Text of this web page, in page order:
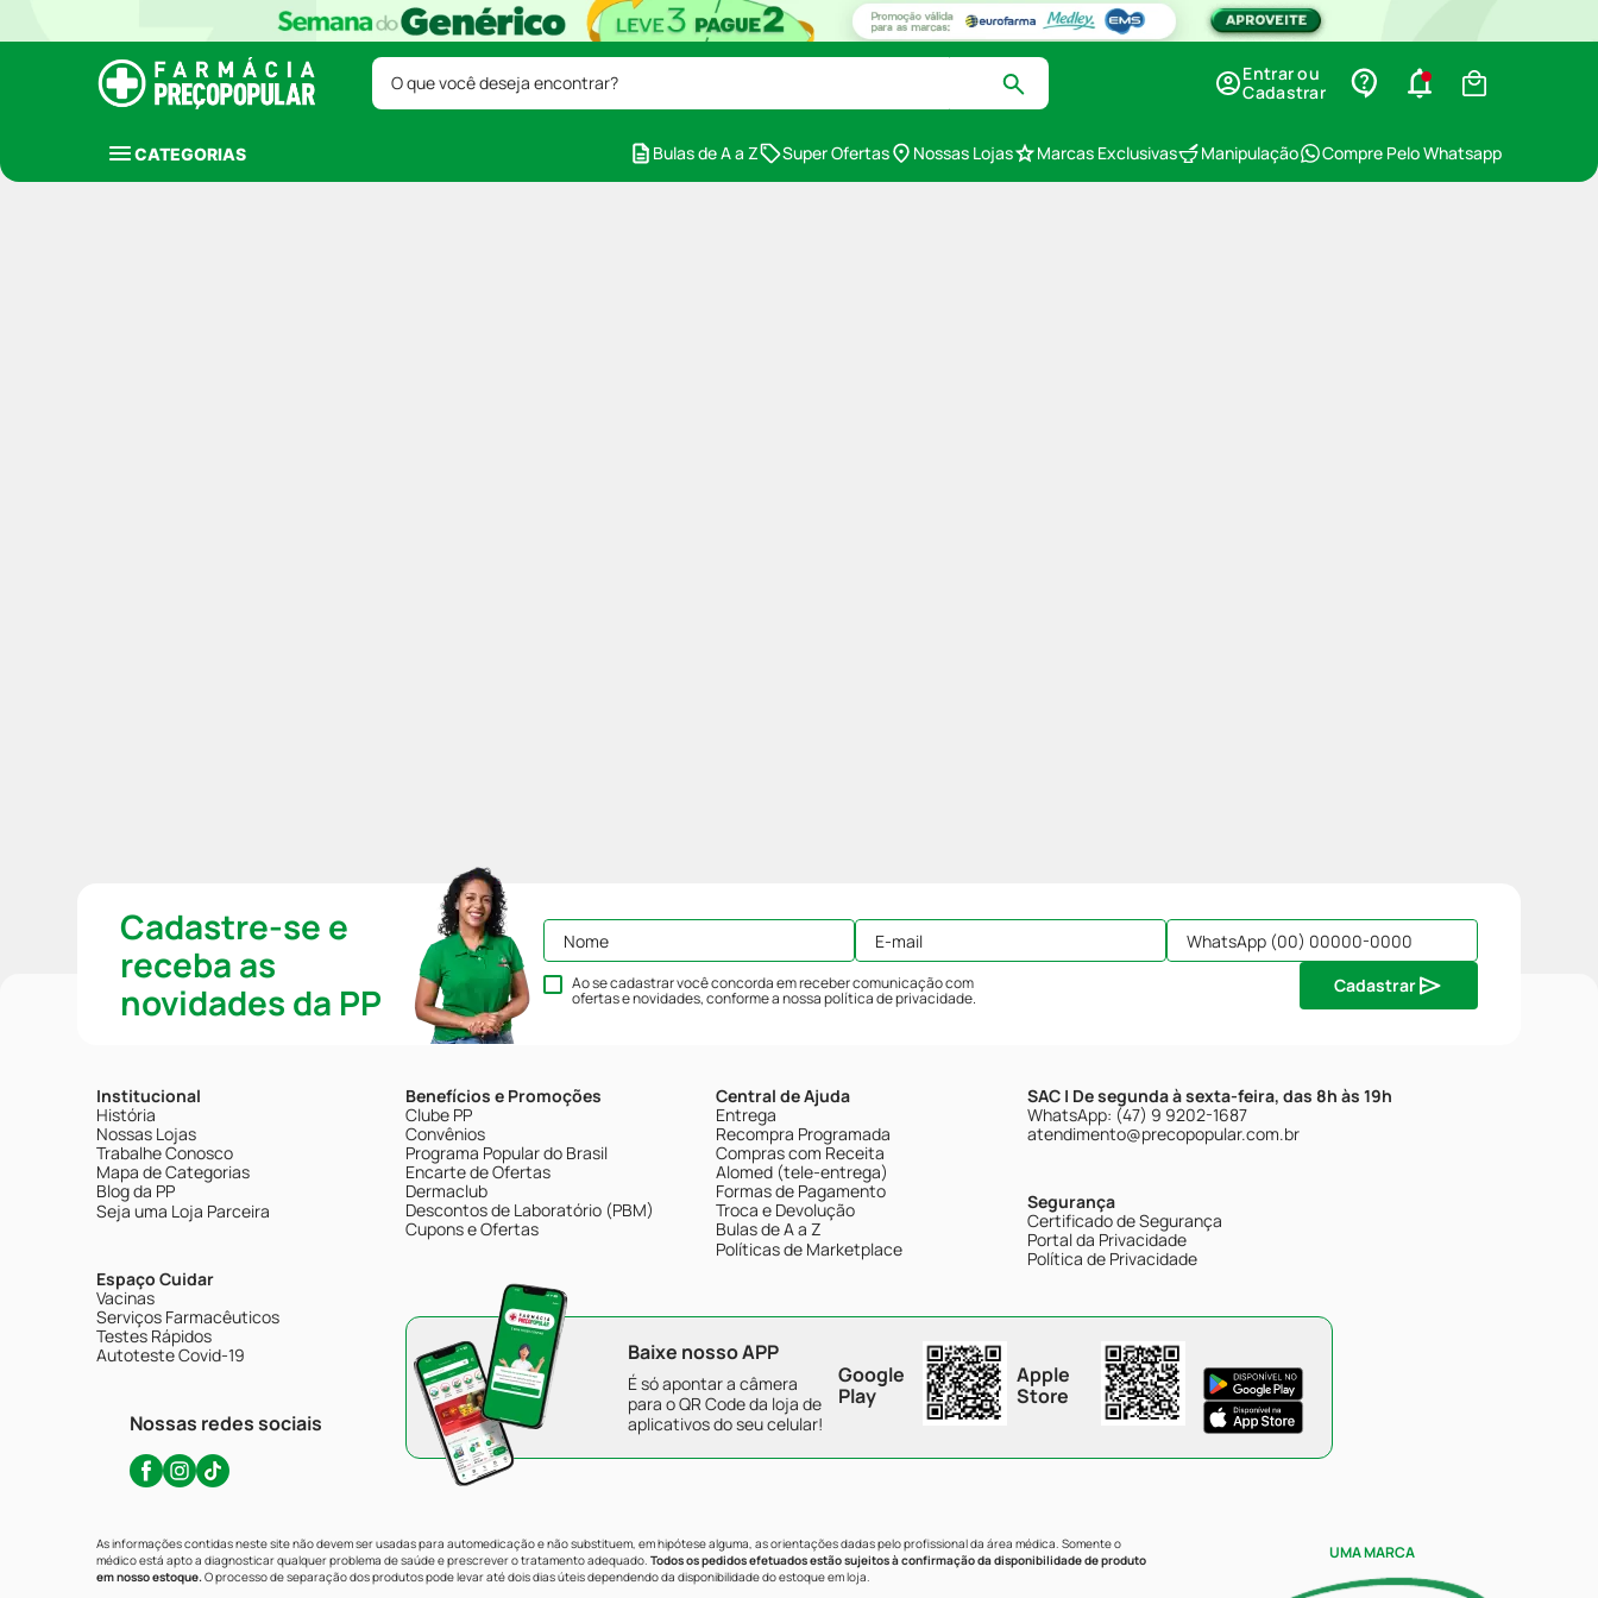
O que você deseja encontrar?
Entrar ou
Cadastrar
CATEGORIAS Bulas de A a Z Super Ofertas Nossas Lojas Marcas Exclusivas Manipulação Compre Pelo Whatsapp
Cadastre-se e
receba as
novidades da PP
Ao se cadastrar você concorda em receber comunicação com
ofertas e novidades, conforme a nossapolítica de privacidade.
Cadastrar
Institucional
História
Nossas Lojas
Trabalhe Conosco
Mapa de Categorias
Blog da PP
Seja uma Loja Parceira
Espaço Cuidar
Vacinas
Serviços Farmacêuticos
Testes Rápidos
Autoteste Covid-19
Nossas redes sociais
Benefícios e Promoções
Clube PP
Convênios
Programa Popular do Brasil
Encarte de Ofertas
Dermaclub
Descontos de Laboratório (PBM)
Cupons e Ofertas
Central de Ajuda
Entrega
Recompra Programada
Compras com Receita
Alomed (tele-entrega)
Formas de Pagamento
Troca e Devolução
Bulas de A a Z
Políticas de Marketplace
SAC | De segunda à sexta-feira, das 8h às 19h
WhatsApp: (47) 9 9202-1687
atendimento@precopopular.com.br
Segurança
Certificado de Segurança
Portal da Privacidade
Política de Privacidade
Baixe nosso APP
É só apontar a câmera
para o QR Code da loja de
aplicativos do seu celular!
Google
Play
Apple
Store
As informações contidas neste site não devem ser usadas para automedicação e não substituem, em hipótese alguma, as orientações dadas pelo profissional da área médica. Somente o
médico está apto a diagnosticar qualquer problema de saúde e prescrever o tratamento adequado. Todos os pedidos efetuados estão sujeitos à confirmação da disponibilidade de produto
em nosso estoque.O processo de separação dos produtos pode levar até dois dias úteis dependendo da disponibilidade do estoque em loja.
UMA MARCA